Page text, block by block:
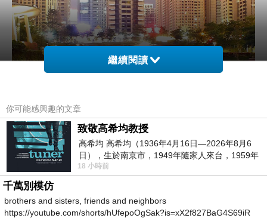
繼續閱讀
你可能感興趣的文章
致敬高希均教授
高希均 高希均（1936年4月16日—2026年8月6
日），生於南京市，1949年隨家人來台，1959年
赴美深造並取得經濟發展博士學位。曾任
18 小時前
千萬別模仿
brothers and sisters, friends and neighbors
https://youtube.com/shorts/hUfepoOgSak?is=xX2f827BaG4S69iR